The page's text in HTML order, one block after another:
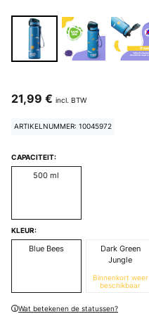
21,99 € incl. BTW
ARTIKELNUMMER: 10045972
CAPACITEIT:
500 ml
KLEUR:
Blue Bees
Dark Green
Jungle
Binnenkort weer
beschikbaar
Wat betekenen de statussen?